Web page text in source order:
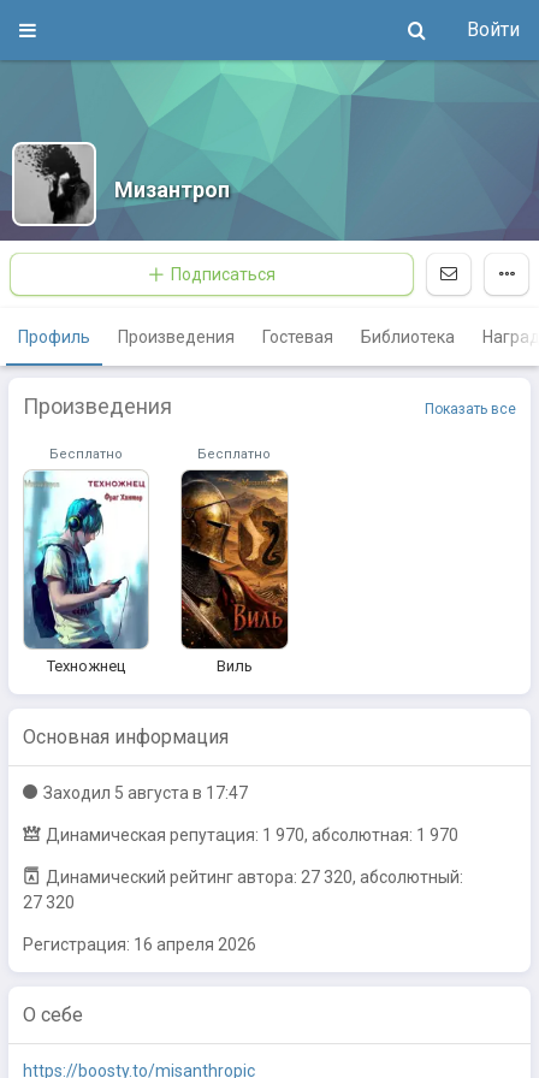
Войти
Мизантроп
Подписаться
Профиль Произведения Гостевая Библиотека
Произведения Показать все
Бесплатно
Техножнец
Бесплатно
Виль
Основная информация
Заходил 5 августа в 17:47
Динамическая репутация: 1 970, абсолютная: 1 970
Динамический рейтинг автора: 27 320, абсолютный:
27 320
Регистрация: 16 апреля 2026
О себе
https://boosty.to/misanthropic